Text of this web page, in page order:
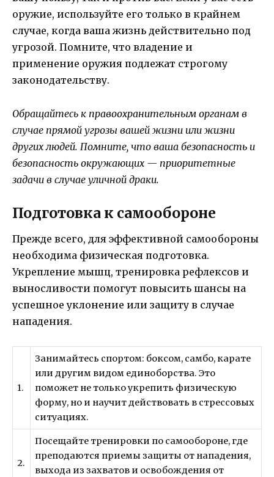
оружие, используйте его только в крайнем
случае, когда ваша жизнь действительно под
угрозой. Помните, что владение и
применение оружия подлежат строгому
законодательству.
Обращайтесь к правоохранительным органам в
случае прямой угрозы вашей жизни или жизни
других людей. Помните, что ваша безопасность и
безопасность окружающих — приоритетные
задачи в случае уличной драки.
Подготовка к самообороне
Прежде всего, для эффективной самообороны
необходима физическая подготовка.
Укрепление мышц, тренировка рефлексов и
выносливости помогут повысить шансы на
успешное уклонение или защиту в случае
нападения.
1.
Занимайтесь спортом: боксом, самбо, карате
или другим видом единоборства. Это
поможет не только укрепить физическую
форму, но и научит действовать в стрессовых
ситуациях.
2.
Посещайте тренировки по самообороне, где
преподаются приемы защиты от нападения,
выхода из захватов и освобождения от